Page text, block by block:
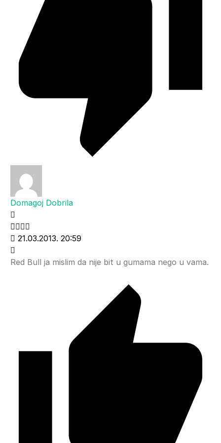
Domagoj Dobrila
21.03.2013. 20:59
Red Bull ja mislim da nije bit u gumama nego u vama.